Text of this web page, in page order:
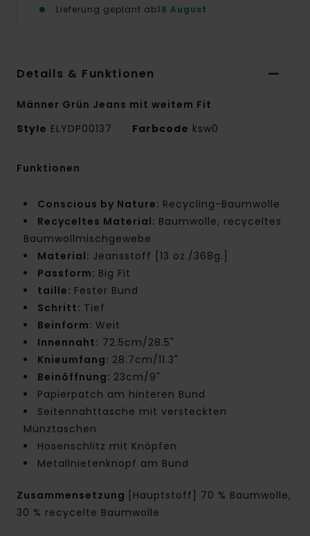
Lieferung geplant ab18 August
Details & Funktionen
Männer Grün Jeans mit weitem Fit
Style ELYDP00137 Farbcode ksw0
Funktionen
Conscious by Nature: Recycling-Baumwolle
Recyceltes Material: Baumwolle, recyceltes
Baumwollmischgewebe
Material: Jeansstoff [13 oz./368g.]
Passform: Big Fit
taille: Fester Bund
Schritt: Tief
Beinform: Weit
Innennaht: 72.5cm/28.5"
Knieumfang: 28.7cm/11.3"
Beinöffnung: 23cm/9"
Papierpatch am hinteren Bund
Seitennahttasche mit versteckten
Münztaschen
Hosenschlitz mit Knöpfen
Metallnietenknopf am Bund
Zusammensetzung
[Hauptstoff] 70 % Baumwolle,
30 % recycelte Baumwolle